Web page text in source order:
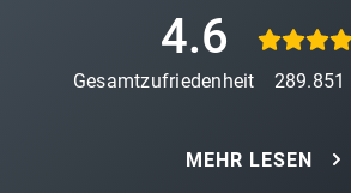
4.6
Gesamtzufriedenheit 289.851
MEHR LESEN